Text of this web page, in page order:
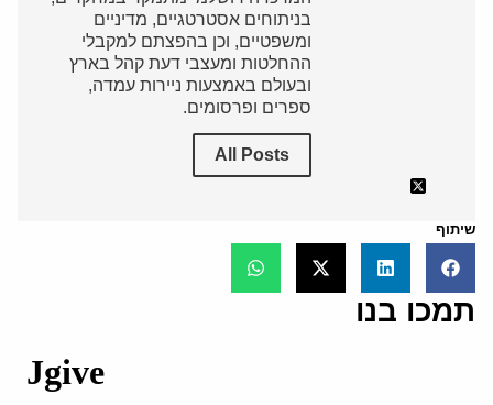
בניתוחים אסטרטגיים, מדיניים
ומשפטיים, וכן בהפצתם למקבלי
ההחלטות ומעצבי דעת קהל בארץ
ובעולם באמצעות ניירות עמדה,
ספרים ופרסומים.
All Posts
שיתוף
תמכו בנו